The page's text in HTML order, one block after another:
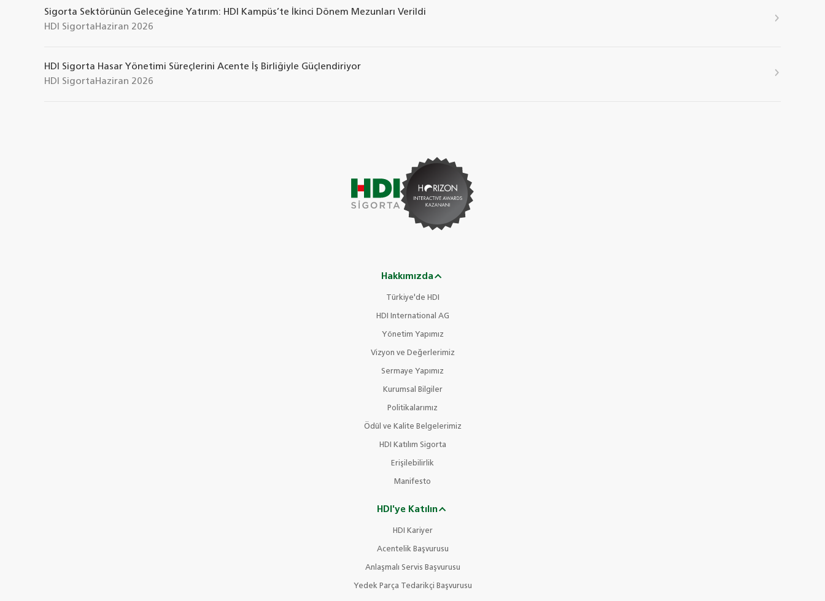
Sigorta Sektörünün Geleceğine Yatırım: HDI Kampüs’te İkinci Dönem Mezunları Verildi
HDI Sigorta Haziran 2026
HDI Sigorta Hasar Yönetimi Süreçlerini Acente İş Birliğiyle Güçlendiriyor
HDI Sigorta Haziran 2026
Hakkımızda
Türkiye'de HDI
HDI International AG
Yönetim Yapımız
Vizyon ve Değerlerimiz
Sermaye Yapımız
Kurumsal Bilgiler
Politikalarımız
Ödül ve Kalite Belgelerimiz
HDI Katılım Sigorta
Erişilebilirlik
Manifesto
HDI'ye Katılın
HDI Kariyer
Acentelik Başvurusu
Anlaşmalı Servis Başvurusu
Yedek Parça Tedarikçi Başvurusu